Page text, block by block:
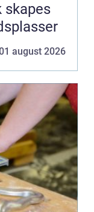
skapes
august 2026